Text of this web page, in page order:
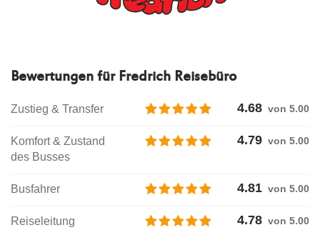
Bewertungen für Fredrich Reisebüro
Zustieg & Transfer 4.68 von 5.00
Komfort & Zustand
des Busses
4.79 von 5.00
Busfahrer 4.81 von 5.00
Reiseleitung 4.78 von 5.00